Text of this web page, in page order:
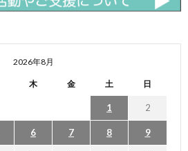
2026年8月
木 金 土 日
1 2
6 7 8 9